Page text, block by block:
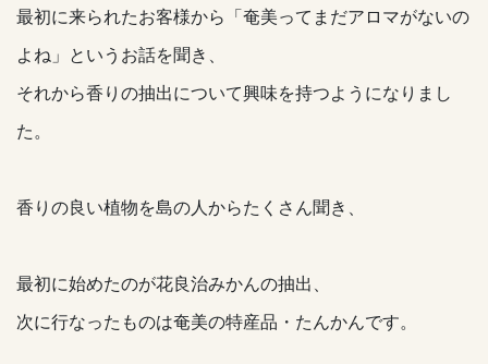
最初に来られたお客様から「奄美ってまだアロマがないの
よね」というお話を聞き、
それから香りの抽出について興味を持つようになりまし
た。
香りの良い植物を島の人からたくさん聞き、
最初に始めたのが花良治みかんの抽出、
次に行なったものは奄美の特産品・たんかんです。